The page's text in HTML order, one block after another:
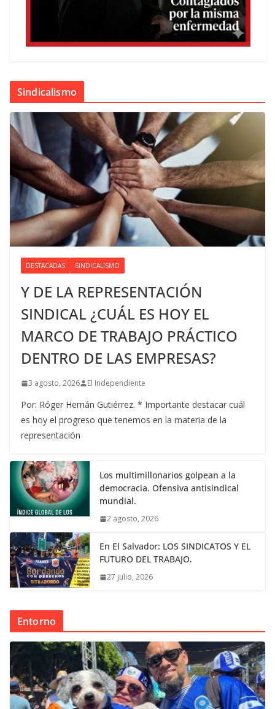
Sindicalismo
DESTACADAS SINDICALISMO
Y DE LA REPRESENTACIÓN
SINDICAL ¿CUÁL ES HOY EL
MARCO DE TRABAJO PRÁCTICO
DENTRO DE LAS EMPRESAS?
3 agosto, 2026 El Independiente
Por: Róger Hernán Gutiérrez. * Importante destacar cuál
es hoy el progreso que tenemos en la materia de la
representación
Los multimillonarios golpean a la
democracia. Ofensiva antisindical
mundial.
2 agosto, 2026
En El Salvador: LOS SINDICATOS Y EL
FUTURO DEL TRABAJO.
27 julio, 2026
Entorno